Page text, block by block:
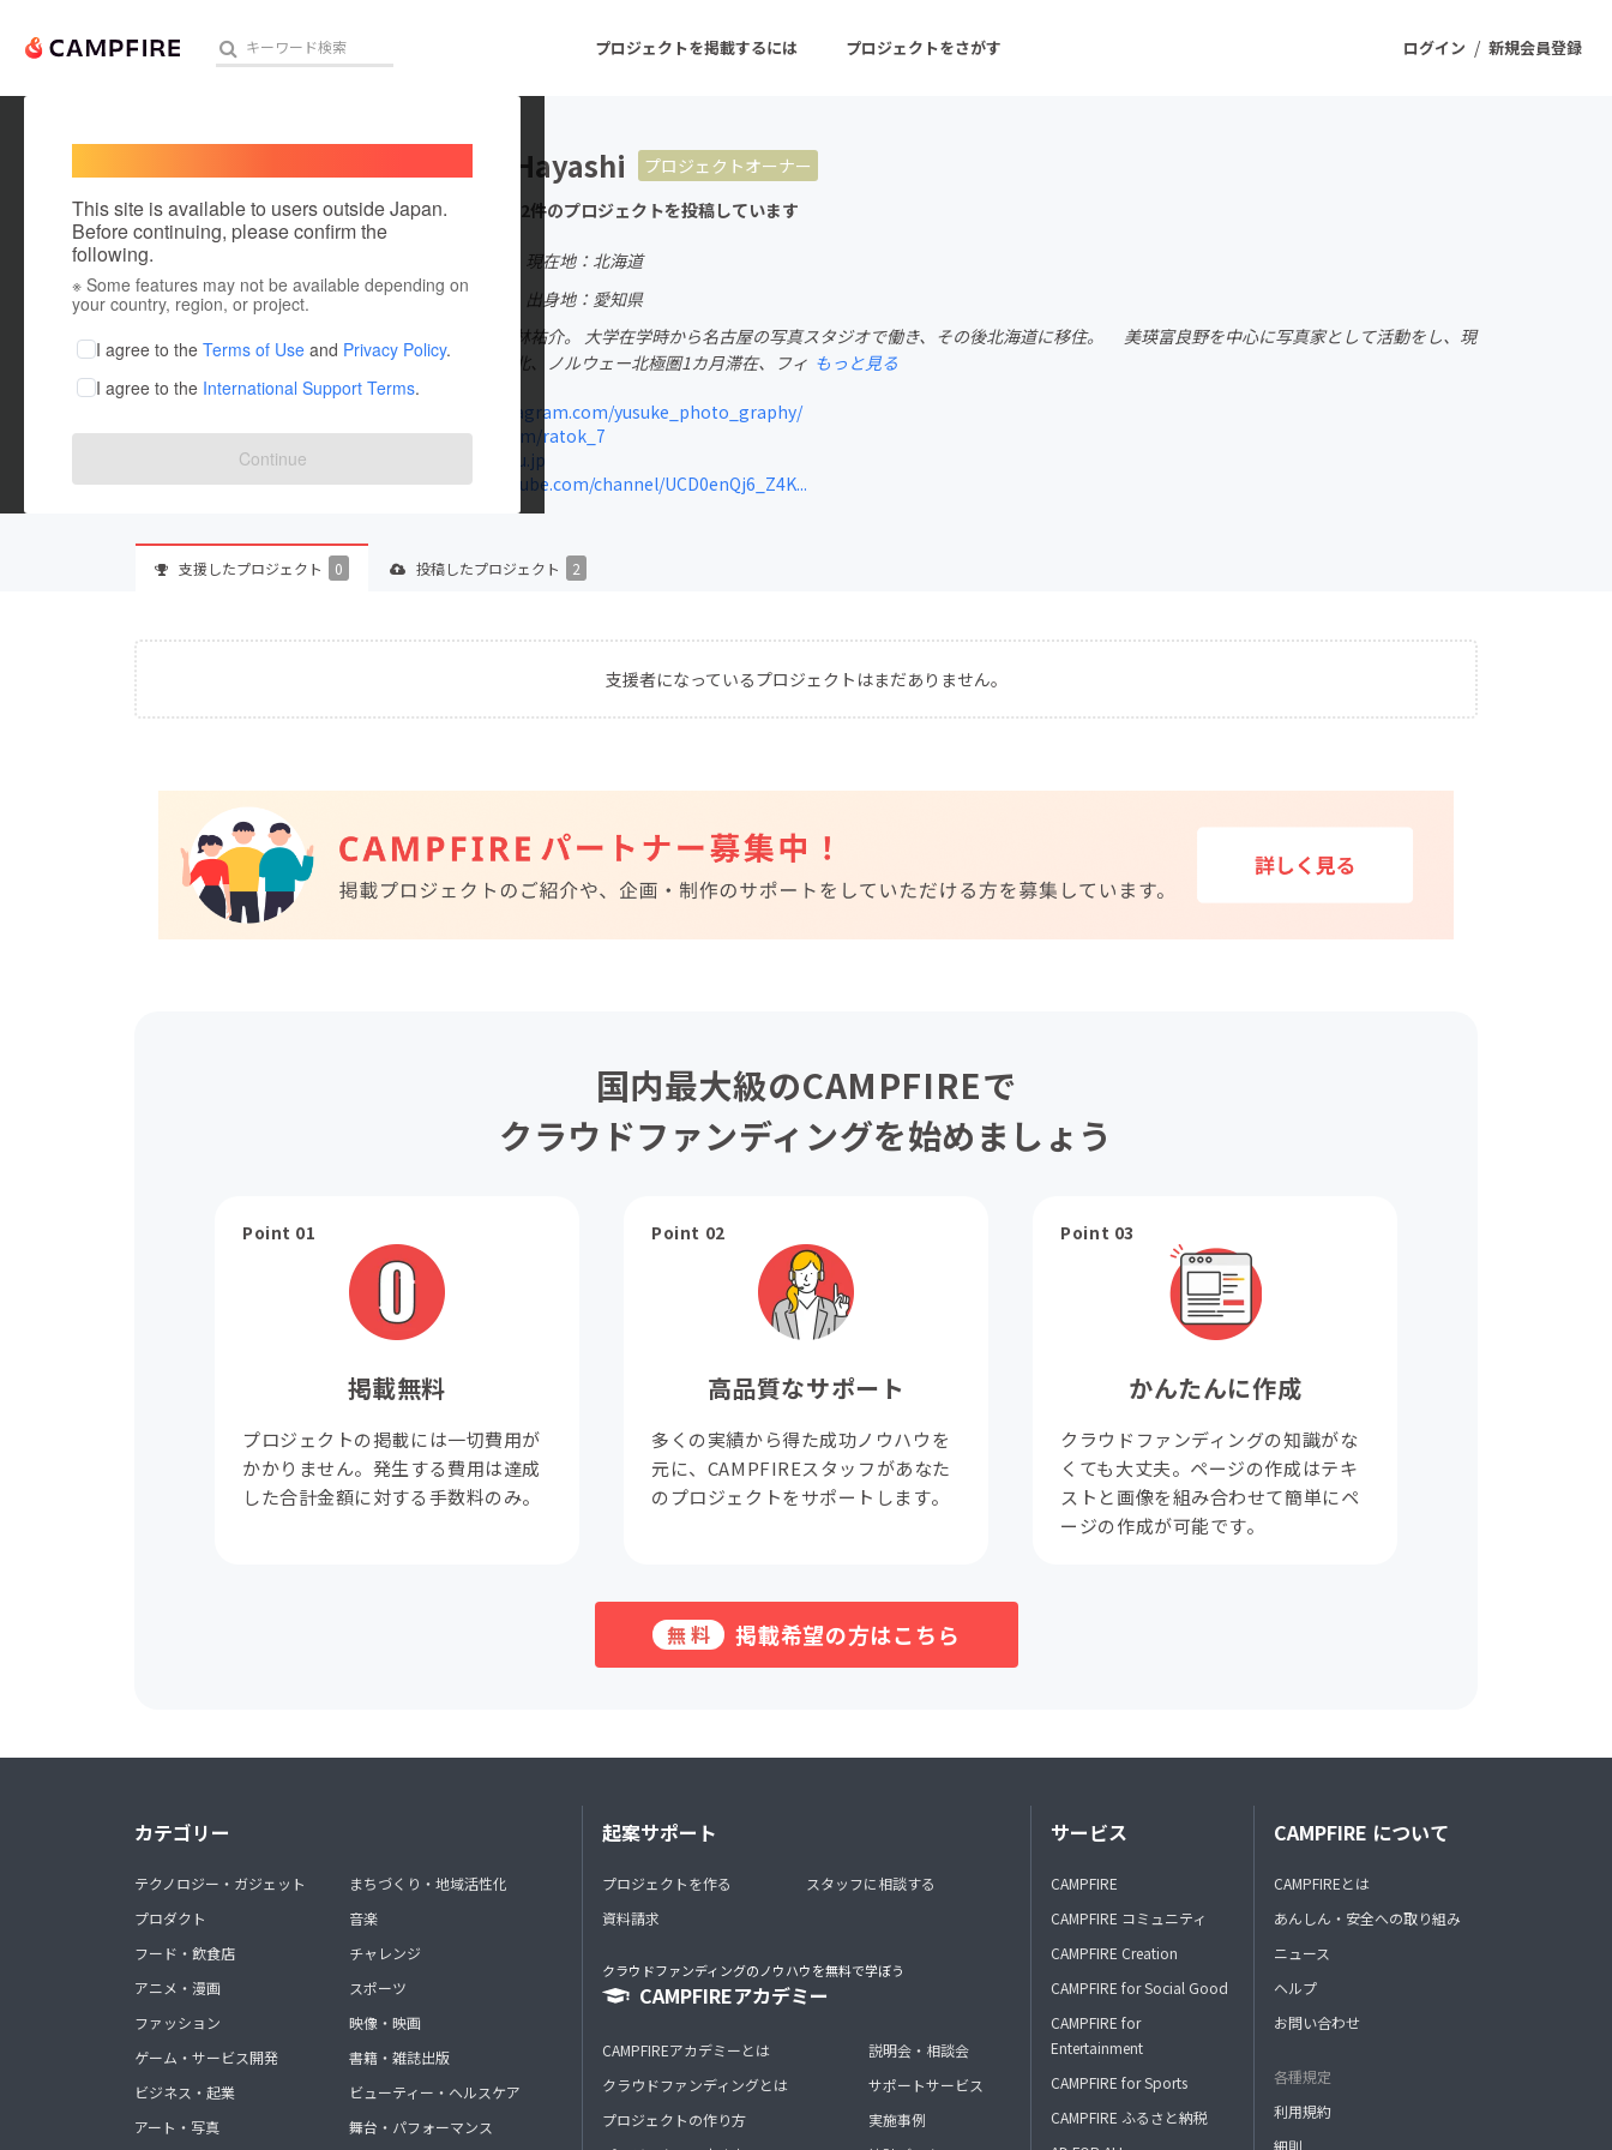
ログイン / 新規会員登録
プロジェクトを掲載するには プロジェクトをさがす
人気のプロジェクト 注目のリターン 注目の新着プロジェクト
アート・写真 音楽
テクノロジー・ガジェット
ゲーム・サービス開発 フード・飲食店
ファッション
映像・映画
ビジネス・起業
チャレンジ
まちづくり・地域活性化
CAMPFIRE for Social Good
This site is available to users outside Japan.
Before continuing, please confirm the
following.
※ Some features may not be available depending on
your country, region, or project.
I agree to the Terms of Use and Privacy Policy.
I agree to the International Support Terms.
Continue
YusukeHayashi
プロジェクトオーナー
これまでに2件のプロジェクトを投稿しています
現在地：北海道
出身国：日本
出身地：愛知県
自然写真家 林祐介。 大学在学時から名古屋の写真スタジオで働き、その後北海道に移住。 美瑛富良野を中心に写真家として活動をし、現
在はカナダ極北、ノルウェー北極圏1カ月滞在、フィ もっと見る
www.instagram.com/yusuke_photo_graphy/
twitter.com/ratok_7
www.siknu.jp
www.youtube.com/channel/UCD0enQj6_Z4K...
支援したプロジェクト 0 投稿したプロジェクト 2
支援者になっているプロジェクトはまだありません。
国内最大級のCAMPFIREで
クラウドファンディングを始めましょう
Point 01
掲載無料
プロジェクトの掲載には一切費用が
かかりません。発生する費用は達成
した合計金額に対する手数料のみ。
Point 02
高品質なサポート
多くの実績から得た成功ノウハウを
元に、CAMPFIREスタッフがあなた
のプロジェクトをサポートします。
Point 03
かんたんに作成
クラウドファンディングの知識がな
くても大丈夫。ページの作成はテキ
ストと画像を組み合わせて簡単にペ
ージの作成が可能です。
無料 掲載希望の方はこちら
カテゴリー
テクノロジー・ガジェット
プロダクト
フード・飲食店
アニメ・漫画
ファッション
ゲーム・サービス開発
ビジネス・起業
アート・写真
まちづくり・地域活性化
音楽
チャレンジ
スポーツ
映像・映画
書籍・雑誌出版
ビューティー・ヘルスケア
舞台・パフォーマンス
起案サポート
プロジェクトを作る
資料請求
スタッフに相談する
クラウドファンディングのノウハウを無料で学ぼう
CAMPFIREアカデミー
CAMPFIREアカデミーとは
クラウドファンディングとは
プロジェクトの作り方
説明会・相談会
サポートサービス
実施事例
サービス
CAMPFIRE
CAMPFIRE コミュニティ
CAMPFIRE Creation
CAMPFIRE for Social Good
CAMPFIRE for
Entertainment
CAMPFIRE for Sports
CAMPFIRE ふるさと納税
CAMPFIRE について
CAMPFIREとは
あんしん・安全への取り組み
ニュース
ヘルプ
お問い合わせ
各種規定
利用規約